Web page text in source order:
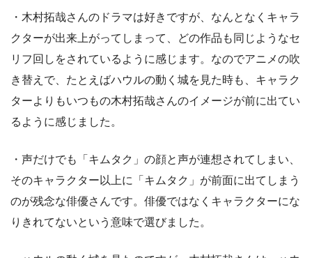
・木村拓哉さんのドラマは好きですが、なんとなくキャラ
クターが出来上がってしまって、どの作品も同じようなセ
リフ回しをされているように感じます。なのでアニメの吹
き替えで、たとえばハウルの動く城を見た時も、キャラク
ターよりもいつもの木村拓哉さんのイメージが前に出てい
るように感じました。
・声だけでも「キムタク」の顔と声が連想されてしまい、
そのキャラクター以上に「キムタク」が前面に出てしまう
のが残念な俳優さんです。俳優ではなくキャラクターにな
りきれてないという意味で選びました。